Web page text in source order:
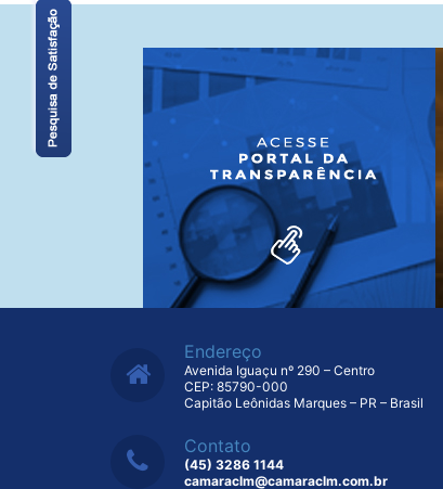
Endereço
Avenida Iguaçu nº 290 – Centro
CEP: 85790-000
Capitão Leônidas Marques – PR – Brasil
Contato
(45) 3286 1144
camaraclm@camaraclm.com.br